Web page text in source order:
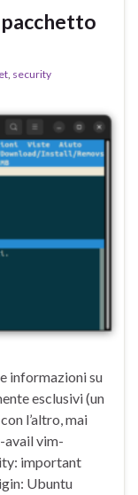
, security
informazioni su
esclusivi (un
l’altro, mai
avail vim-
important
Ubuntu